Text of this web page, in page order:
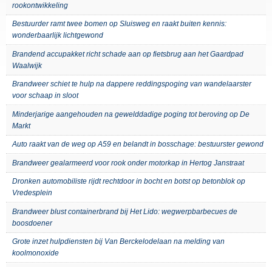
rookontwikkeling
Bestuurder ramt twee bomen op Sluisweg en raakt buiten kennis:
wonderbaarlijk lichtgewond
Brandend accupakket richt schade aan op fietsbrug aan het Gaardpad
Waalwijk
Brandweer schiet te hulp na dappere reddingspoging van wandelaarster
voor schaap in sloot
Minderjarige aangehouden na gewelddadige poging tot beroving op De
Markt
Auto raakt van de weg op A59 en belandt in bosschage: bestuurster gewond
Brandweer gealarmeerd voor rook onder motorkap in Hertog Janstraat
Dronken automobiliste rijdt rechtdoor in bocht en botst op betonblok op
Vredesplein
Brandweer blust containerbrand bij Het Lido: wegwerpbarbecues de
boosdoener
Grote inzet hulpdiensten bij Van Berckelodelaan na melding van
koolmonoxide